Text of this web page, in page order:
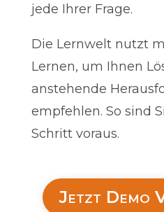
jede Ihrer Frage.
Die Lernwelt nutzt
Lernen, um Ihnen
anstehende
empfehlen. So sind
Schritt voraus.
Jetzt Demo